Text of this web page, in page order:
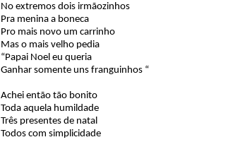
No extremos dois irmãozinhos
Pra menina a boneca
Pro mais novo um carrinho
Mas o mais velho pedia
“Papai Noel eu queria
Ganhar somente uns franguinhos “
Achei então tão bonito
Toda aquela humildade
Três presentes de natal
Todos com simplicidade